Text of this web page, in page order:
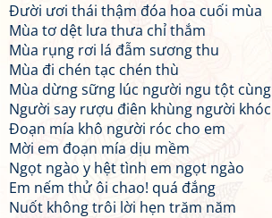
Đười ươi thái thậm đóa hoa cuối mùa
Mùa tơ dệt lưa thưa chỉ thắm
Mùa rụng rơi lá đẫm sương thu
Mùa đi chén tạc chén thù
Mùa dừng sững lúc người ngu tột cùng
Người say rượu điên khùng người khóc
Đoạn mía khô người róc cho em
Mời em đoạn mía dịu mềm
Ngọt ngào y hệt tình em ngọt ngào
Em nếm thử ôi chao! quá đắng
Nuốt không trôi lời hẹn trăm năm